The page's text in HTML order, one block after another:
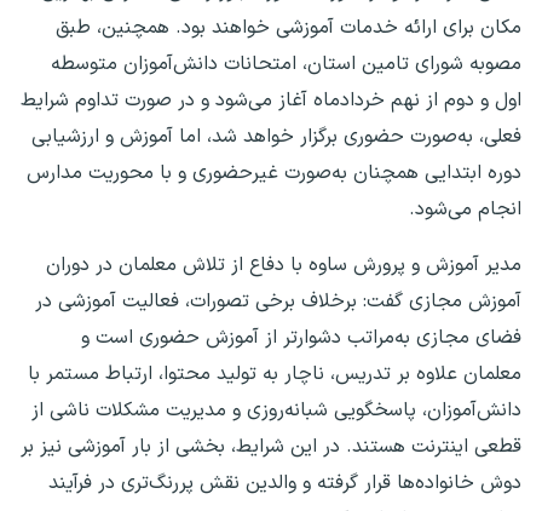
مکان برای ارائه خدمات آموزشی خواهند بود. همچنین، طبق
مصوبه شورای تامین استان، امتحانات دانش‌آموزان متوسطه
اول و دوم از نهم خردادماه آغاز می‌شود و در صورت تداوم شرایط
فعلی، به‌صورت حضوری برگزار خواهد شد، اما آموزش و ارزشیابی
دوره ابتدایی همچنان به‌صورت غیرحضوری و با محوریت مدارس
انجام می‌شود.
مدیر آموزش و پرورش ساوه با دفاع از تلاش معلمان در دوران
آموزش مجازی گفت: برخلاف برخی تصورات، فعالیت آموزشی در
فضای مجازی به‌مراتب دشوارتر از آموزش حضوری است و
معلمان علاوه بر تدریس، ناچار به تولید محتوا، ارتباط مستمر با
دانش‌آموزان، پاسخگویی شبانه‌روزی و مدیریت مشکلات ناشی از
قطعی اینترنت هستند. در این شرایط، بخشی از بار آموزشی نیز بر
دوش خانواده‌ها قرار گرفته و والدین نقش پررنگ‌تری در فرآیند